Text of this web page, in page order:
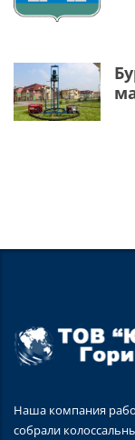
Наша компания
собрали